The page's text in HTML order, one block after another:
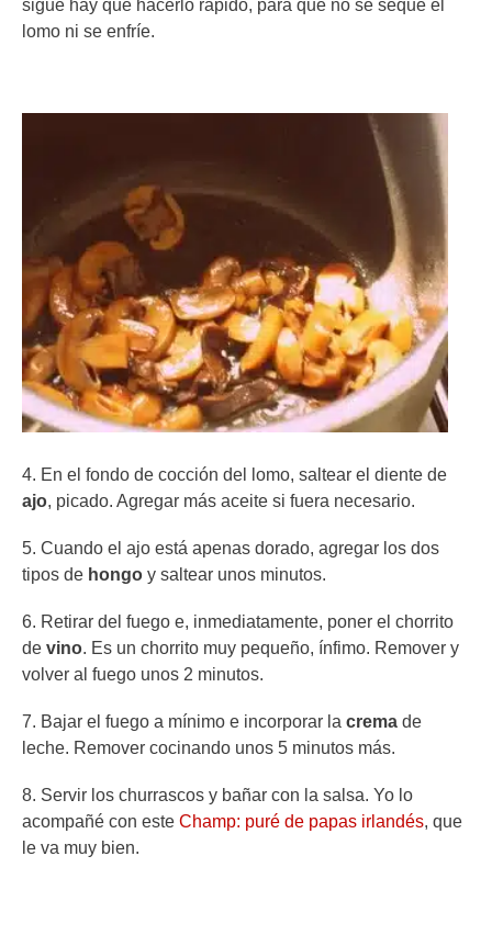
sigue hay que hacerlo rápido, para que no se seque el
lomo ni se enfríe.
4. En el fondo de cocción del lomo, saltear el diente de
ajo, picado. Agregar más aceite si fuera necesario.
5. Cuando el ajo está apenas dorado, agregar los dos
tipos de hongo y saltear unos minutos.
6. Retirar del fuego e, inmediatamente, poner el chorrito
de vino. Es un chorrito muy pequeño, ínfimo. Remover y
volver al fuego unos 2 minutos.
7. Bajar el fuego a mínimo e incorporar la crema de
leche. Remover cocinando unos 5 minutos más.
8. Servir los churrascos y bañar con la salsa. Yo lo
acompañé con este Champ: puré de papas irlandés, que
le va muy bien.